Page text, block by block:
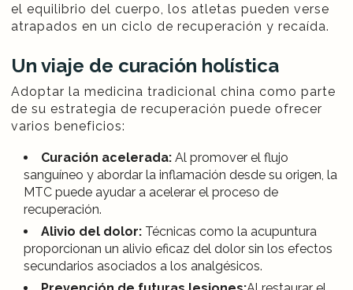
el equilibrio del cuerpo, los atletas pueden verse
atrapados en un ciclo de recuperación y recaída.
Un viaje de curación holística
Adoptar la medicina tradicional china como parte
de su estrategia de recuperación puede ofrecer
varios beneficios:
Curación acelerada: Al promover el flujo
sanguíneo y abordar la inflamación desde su origen, la
MTC puede ayudar a acelerar el proceso de
recuperación.
Alivio del dolor: Técnicas como la acupuntura
proporcionan un alivio eficaz del dolor sin los efectos
secundarios asociados a los analgésicos.